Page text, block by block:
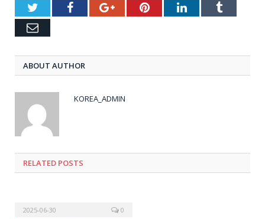
TwitterFacebookGoogle+PinterestLinkedInTumblr
Email
ABOUT AUTHOR
KOREA_ADMIN
RELATED POSTS
2025-06-30 0